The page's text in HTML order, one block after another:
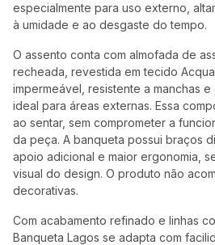
especialmente para uso externo,
à umidade e ao desgaste do tempo.
O assento conta com almofada de
recheada, revestida em tecido
impermeável, resistente a manchas e
ideal para áreas externas. Essa
ao sentar, sem comprometer a
da peça. A banqueta possui braços
apoio adicional e maior ergonomia,
visual do design. O produto não
decorativas.
Com acabamento refinado e linhas
Banqueta Lagos se adapta com